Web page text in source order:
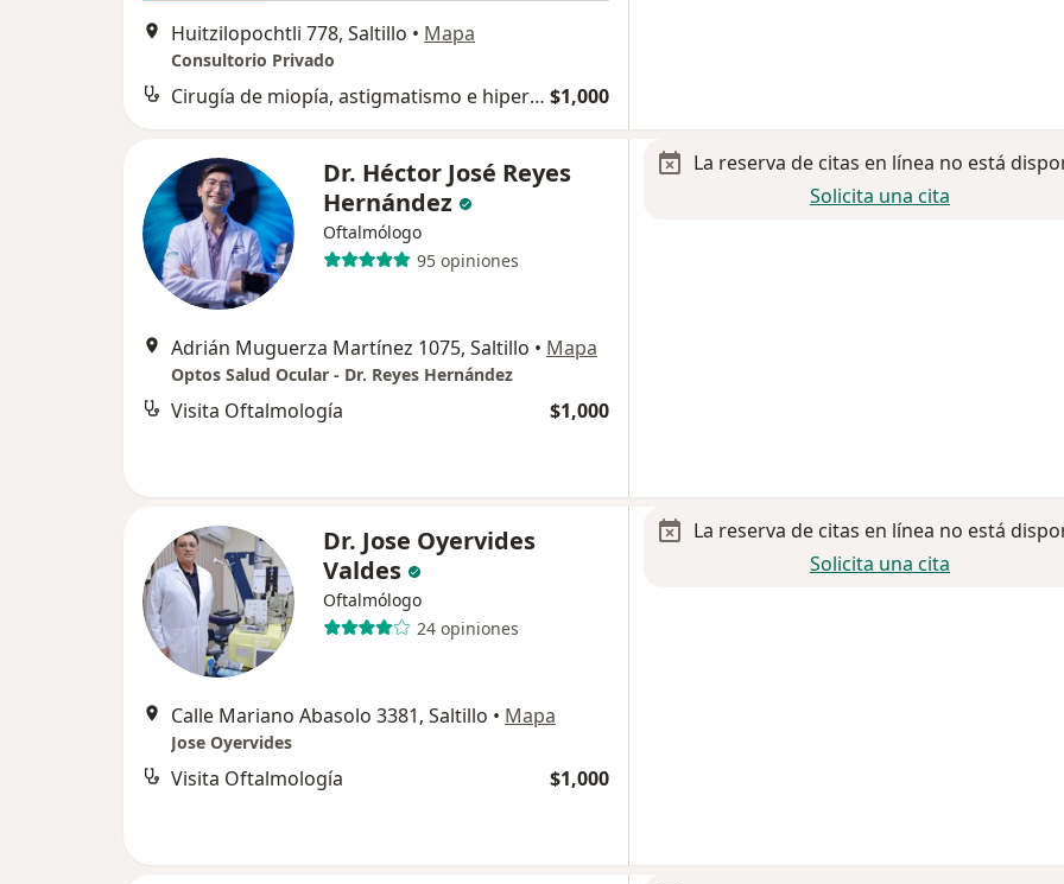
Huitzilopochtli 778, Saltillo • Mapa
Consultorio Privado
Cirugía de miopía, astigmatismo e hipermetropía $1,000
Dr. Héctor José Reyes
Hernández
Oftalmólogo
95 opiniones
Adrián Muguerza Martínez 1075, Saltillo • Mapa
Optos Salud Ocular - Dr. Reyes Hernández
Visita Oftalmología $1,000
La reserva de citas en línea no está
Solicita una cita
Dr. Jose Oyervides
Valdes
Oftalmólogo
24 opiniones
Calle Mariano Abasolo 3381, Saltillo • Mapa
Jose Oyervides
Visita Oftalmología $1,000
La reserva de citas en línea no está
Solicita una cita